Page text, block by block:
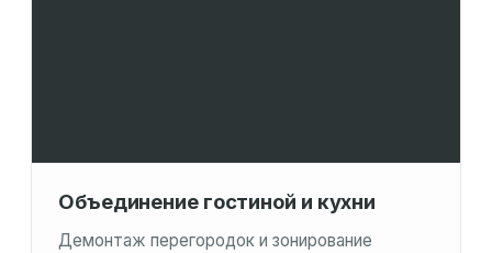
Объединение гостиной и кухни
Демонтаж перегородок и зонирование